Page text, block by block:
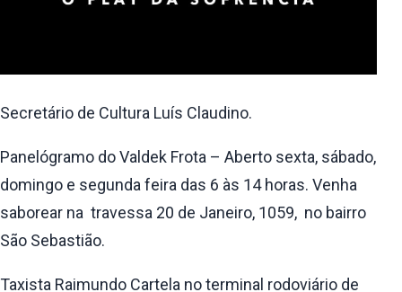
Secretário de Cultura Luís Claudino.
Panelógramo do Valdek Frota – Aberto sexta, sábado,
domingo e segunda feira das 6 às 14 horas. Venha
saborear na travessa 20 de Janeiro, 1059, no bairro
São Sebastião.
Taxista Raimundo Cartela no terminal rodoviário de